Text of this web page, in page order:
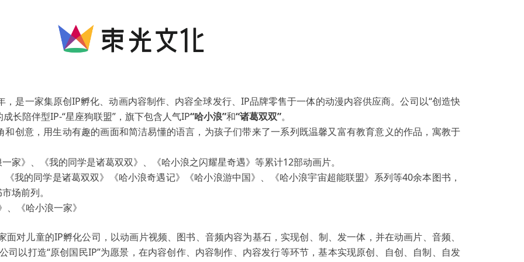
一家集原创IP孵化、动画内容制作、内容全球发行、IP品牌零售于一体的动漫内容供应商。公司以“创造快
长陪伴型IP-“星座狗联盟”，旗下包含人气IP“哈小浪”和“诸葛双双”。
意，用生动有趣的画面和简洁易懂的语言，为孩子们带来了一系列既温馨又富有教育意义的作品，寓教于
》、《我的同学是诸葛双双》、《哈小浪之闪耀星奇遇》等累计12部动画片。
的同学是诸葛双双》《哈小浪奇遇记》《哈小浪游中国》、《哈小浪宇宙超能联盟》系列等40余本图书，
场前列。
《哈小浪一家》
儿童的IP孵化公司，以动画片视频、图书、音频内容为基石，实现创、制、发一体，并在动画片、音频、
司以打造“原创国民IP”为愿景，在内容创作、内容制作、内容发行等环节，基本实现原创、自创、自制、自发